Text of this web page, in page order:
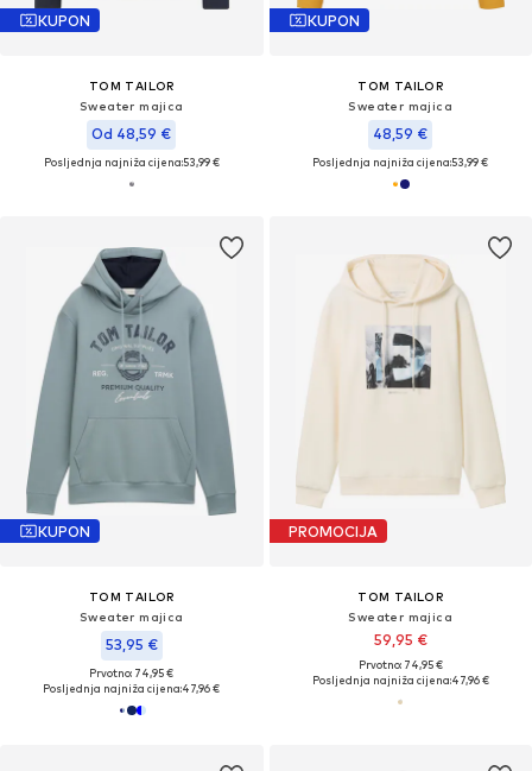
KUPON
TOM TAILOR
Sweater majica
Od 48,59 €
Posljednja najniža cijena:53,99 €
KUPON
TOM TAILOR
Sweater majica
48,59 €
Posljednja najniža cijena:53,99 €
KUPON
TOM TAILOR
Sweater majica
53,95 €
Prvotno: 74,95 €
Posljednja najniža cijena:47,96 €
PROMOCIJA
TOM TAILOR
Sweater majica
59,95 €
Prvotno: 74,95 €
Posljednja najniža cijena:47,96 €